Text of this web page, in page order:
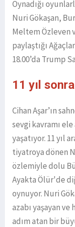
Oynadığı
Nuri Gökaşan,
Meltem Özleven
paylaştığı
18.00’da Trump
11 yıl
Cihan Aşar’ın
sevgi kavramı
yaşatıyor. 11 yıl
tiyatroya dönen
özlemiyle dolu
Ayakta Ölür'de
oynuyor. Nuri
azabı yaşayan
adım atan bir